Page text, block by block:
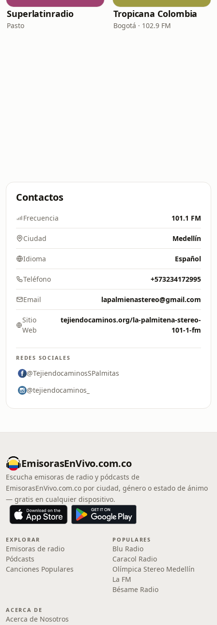
Superlatinradio
Pasto
Tropicana Colombia
Bogotá · 102.9 FM
Contactos
Frecuencia 101.1 FM
Ciudad Medellín
Idioma Español
Teléfono +573234172995
Email lapalmienastereo@gmail.com
Sitio
Web
tejiendocaminos.org/la-palmitena-stereo-
101-1-fm
REDES SOCIALES
@TejiendocaminosSPalmitas
@tejiendocaminos_
EmisorasEnVivo.com.co
Escucha emisoras de radio y pódcasts de
EmisorasEnVivo.com.co por ciudad, género o estado de ánimo
— gratis en cualquier dispositivo.
EXPLORAR
Emisoras de radio
Pódcasts
Canciones Populares
POPULARES
Blu Radio
Caracol Radio
Olímpica Stereo Medellín
La FM
Bésame Radio
ACERCA DE
Acerca de Nosotros